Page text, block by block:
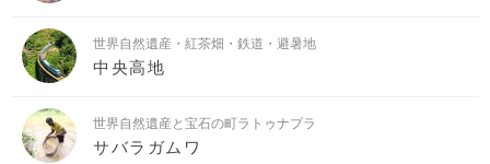
世界自然遺産・紅茶畑・鉄道・避暑地
中央高地
世界自然遺産と宝石の町ラトゥナプラ
サバラガムワ